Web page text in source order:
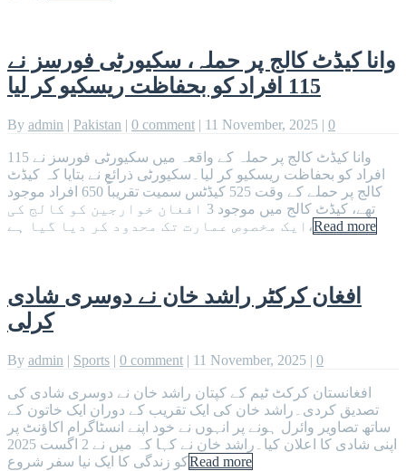
وانا کیڈٹ کالج پر حملہ، سکیورٹی فورسز نے
115 افراد کو بحفاظت ریسکیو کر لیا
By admin | Pakistan | 0 comment | 11 November, 2025 | 0
وانا کیڈٹ کالج پر حملہ کے واقعہ میں سکیورٹی فورسز نے 115
افراد کو بحفاظت ریسکیو کر لیا۔سکیورٹی ذرائع نے بتایا کہ کیڈٹ
کالج پر حملے کے وقت 525 کیڈٹس سمیت تقریباً 650 افراد موجود
تھے، کیڈٹ کالج میں موجود 3 افغان خوارجین کو کالج کی
ایک مخصوص عمارت تک محدود کر دیا گیا ہے،Read more
افغان کرکٹر راشد خان نے دوسری شادی
کرلی
By admin | Sports | 0 comment | 11 November, 2025 | 0
افغانستان کرکٹ ٹیم کے کپتان راشد خان نے دوسری شادی کی
تصدیق کردی۔راشد خان کی ایک تقریب کے دوران ایک خاتون کے
ساتھ تصاویر وائرل ہونے پر انہوں نے خود اپنے انسٹاگرام اکاؤنٹ پر
اپنی شادی کا اعلان کیا۔راشد خان نے کہا کہ میں نے 2 اگست 2025
کو زندگی کا ایک نیا سفر شروعRead more